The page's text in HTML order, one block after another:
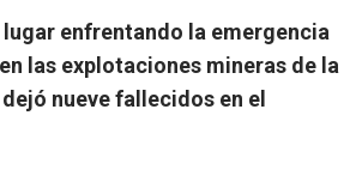
enfrentando la emergencia
las explotaciones mineras de la
nueve fallecidos en el